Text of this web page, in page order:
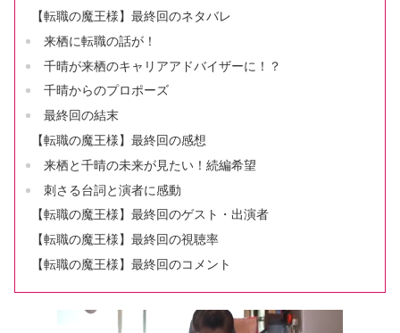
【転職の魔王様】最終回のネタバレ
来栖に転職の話が！
千晴が来栖のキャリアアドバイザーに！？
千晴からのプロポーズ
最終回の結末
【転職の魔王様】最終回の感想
来栖と千晴の未来が見たい！続編希望
刺さる台詞と演者に感動
【転職の魔王様】最終回のゲスト・出演者
【転職の魔王様】最終回の視聴率
【転職の魔王様】最終回のコメント